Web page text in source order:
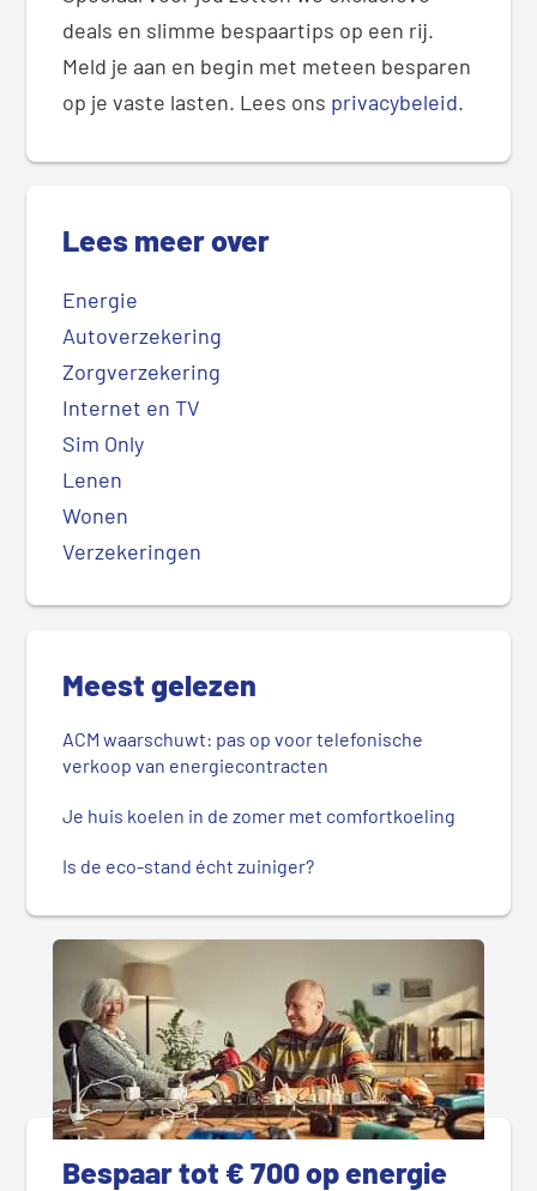
deals en slimme bespaartips op een rij.
Meld je aan en begin met meteen besparen
op je vaste lasten. Lees ons privacybeleid.
Lees meer over
Energie
Autoverzekering
Zorgverzekering
Internet en TV
Sim Only
Lenen
Wonen
Verzekeringen
Meest gelezen
ACM waarschuwt: pas op voor telefonische
verkoop van energiecontracten
Je huis koelen in de zomer met comfortkoeling
Is de eco-stand écht zuiniger?
Bespaar tot € 700 op energie